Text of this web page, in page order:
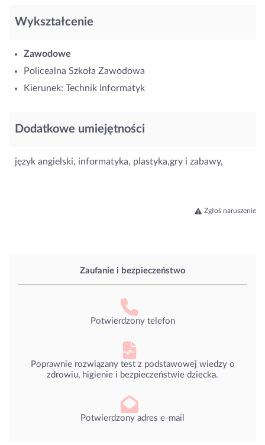
Zaufanie i bezpieczeństwo
Potwierdzony telefon
Poprawnie rozwiązany test z podstawowej wiedzy o
zdrowiu, higienie i bezpieczeństwie dziecka.
Potwierdzony adres e-mail
Wykształcenie
Zawodowe
Policealna Szkoła Zawodowa
Kierunek: Technik Informatyk
Dodatkowe umiejętności
język angielski, informatyka, plastyka,gry i zabawy,
Zgłoś naruszenie